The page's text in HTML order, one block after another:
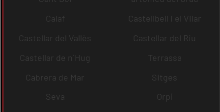
Calaf
Castellbell i el Vilar
Castellar del Vallès
Castellar del Riu
Castellar de n´Hug
Terrassa
Cabrera de Mar
Sitges
Seva
Orpí